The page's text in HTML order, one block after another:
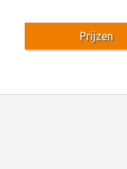
Prijzen